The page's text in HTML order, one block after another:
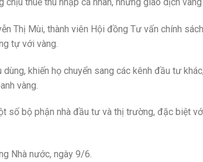
Thị Mùi, thành viên Hội đồng Tư vấn chính
tự với vàng.
khiến họ chuyển sang các kênh đầu tư
vàng.
số bộ phận nhà đầu tư và thị trường, đặc biệt